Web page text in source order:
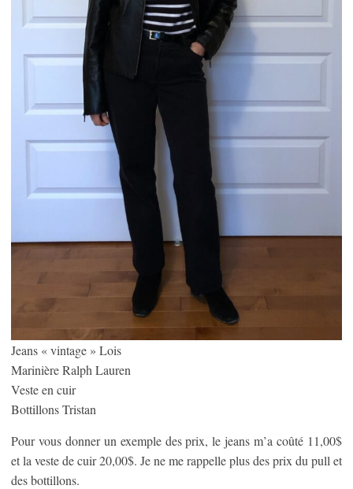
Jeans « vintage » Lois
Marinière Ralph Lauren
Veste en cuir
Bottillons Tristan
Pour vous donner un exemple des prix, le jeans m’a coûté 11,00$
et la veste de cuir 20,00$. Je ne me rappelle plus des prix du pull et
des bottillons.